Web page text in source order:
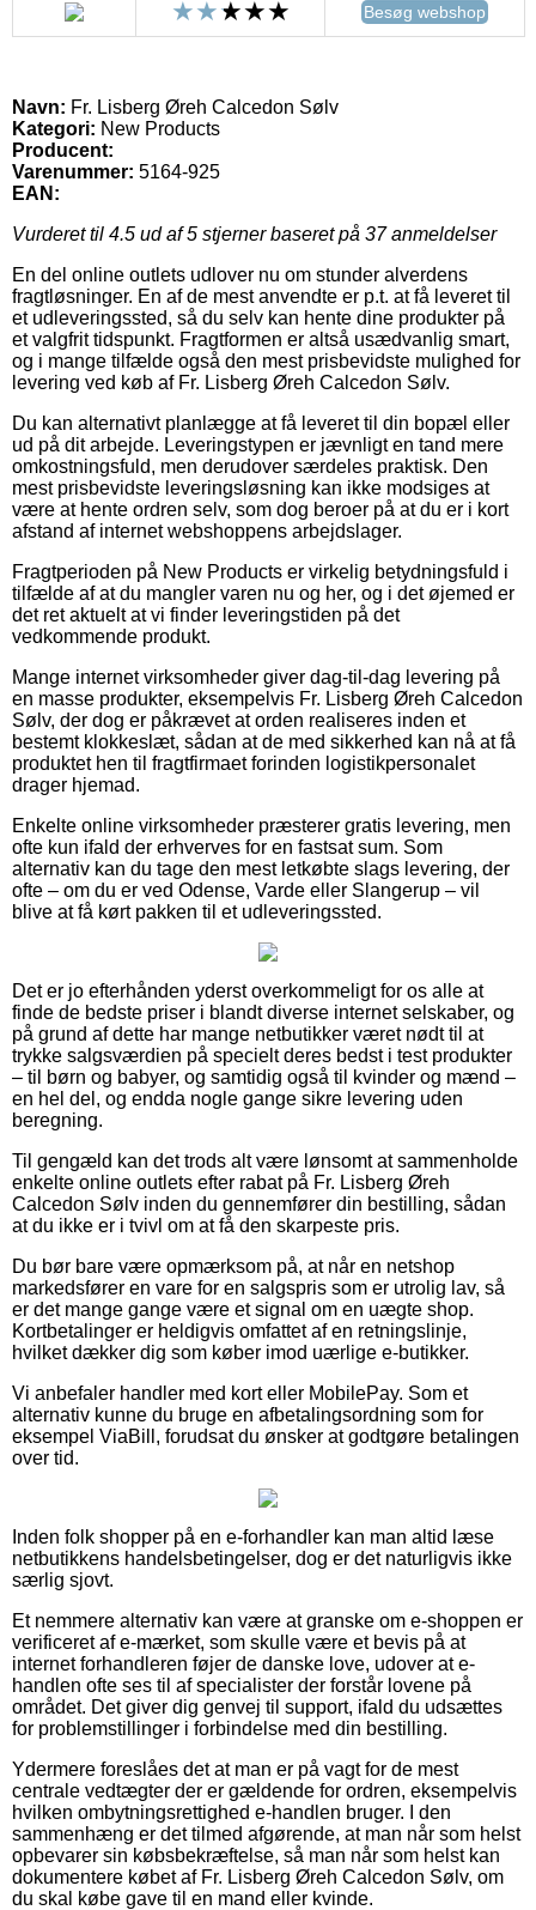
Besøg webshop
Navn: Fr. Lisberg Øreh Calcedon Sølv
Kategori: New Products
Producent:
Varenummer: 5164-925
EAN:
Vurderet til 4.5 ud af 5 stjerner baseret på 37anmeldelser
En del online outlets udlover nu om stunder alverdens
fragtløsninger. En af de mest anvendte er p.t. at få leveret til
et udleveringssted, så du selv kan hente dine produkter på
et valgfrit tidspunkt. Fragtformen er altså usædvanlig smart,
og i mange tilfælde også den mest prisbevidste mulighed for
levering ved køb af Fr. Lisberg Øreh Calcedon Sølv.
Du kan alternativt planlægge at få leveret til din bopæl eller
ud på dit arbejde. Leveringstypen er jævnligt en tand mere
omkostningsfuld, men derudover særdeles praktisk. Den
mest prisbevidste leveringsløsning kan ikke modsiges at
være at hente ordren selv, som dog beroer på at du er i kort
afstand af internet webshoppens arbejdslager.
Fragtperioden på New Products er virkelig betydningsfuld i
tilfælde af at du mangler varen nu og her, og i det øjemed er
det ret aktuelt at vi finder leveringstiden på det
vedkommende produkt.
Mange internet virksomheder giver dag-til-dag levering på
en masse produkter, eksempelvis Fr. Lisberg Øreh Calcedon
Sølv, der dog er påkrævet at orden realiseres inden et
bestemt klokkeslæt, sådan at de med sikkerhed kan nå at få
produktet hen til fragtfirmaet forinden logistikpersonalet
drager hjemad.
Enkelte online virksomheder præsterer gratis levering, men
ofte kun ifald der erhverves for en fastsat sum. Som
alternativ kan du tage den mest letkøbte slags levering, der
ofte – om du er ved Odense, Varde eller Slangerup – vil
blive at få kørt pakken til et udleveringssted.
Det er jo efterhånden yderst overkommeligt for os alle at
finde de bedste priser i blandt diverse internet selskaber, og
på grund af dette har mange netbutikker været nødt til at
trykke salgsværdien på specielt deres bedst i test produkter
– til børn og babyer, og samtidig også til kvinder og mænd –
en hel del, og endda nogle gange sikre levering uden
beregning.
Til gengæld kan det trods alt være lønsomt at sammenholde
enkelte online outlets efter rabat på Fr. Lisberg Øreh
Calcedon Sølv inden du gennemfører din bestilling, sådan
at du ikke er i tvivl om at få den skarpeste pris.
Du bør bare være opmærksom på, at når en netshop
markedsfører en vare for en salgspris som er utrolig lav, så
er det mange gange være et signal om en uægte shop.
Kortbetalinger er heldigvis omfattet af en retningslinje,
hvilket dækker dig som køber imod uærlige e-butikker.
Vi anbefaler handler med kort eller MobilePay. Som et
alternativ kunne du bruge en afbetalingsordning som for
eksempel ViaBill, forudsat du ønsker at godtgøre betalingen
over tid.
Inden folk shopper på en e-forhandler kan man altid læse
netbutikkens handelsbetingelser, dog er det naturligvis ikke
særlig sjovt.
Et nemmere alternativ kan være at granske om e-shoppen er
verificeret af e-mærket, som skulle være et bevis på at
internet forhandleren føjer de danske love, udover at e-
handlen ofte ses til af specialister der forstår lovene på
området. Det giver dig genvej til support, ifald du udsættes
for problemstillinger i forbindelse med din bestilling.
Ydermere foreslåes det at man er på vagt for de mest
centrale vedtægter der er gældende for ordren, eksempelvis
hvilken ombytningsrettighed e-handlen bruger. I den
sammenhæng er det tilmed afgørende, at man når som helst
opbevarer sin købsbekræftelse, så man når som helst kan
dokumentere købet af Fr. Lisberg Øreh Calcedon Sølv, om
du skal købe gave til en mand eller kvinde.